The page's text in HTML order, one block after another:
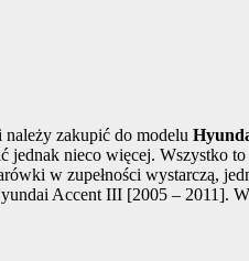
zakupić do modelu
nieco więcej. Wszystko
w zupełności wystarczą,
Accent III [2005 – 2011].